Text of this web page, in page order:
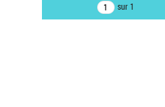
AFFINER
sur 1